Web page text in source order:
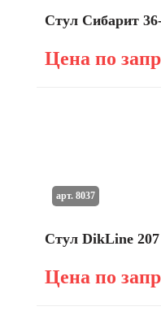
Стул Сибарит
Цена по
Стул DikLine
Цена по
арт. 8037